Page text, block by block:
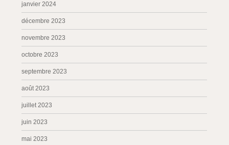
janvier 2024
décembre 2023
novembre 2023
octobre 2023
septembre 2023
août 2023
juillet 2023
juin 2023
mai 2023